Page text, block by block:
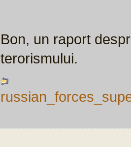
Bon, un raport
terorismului.